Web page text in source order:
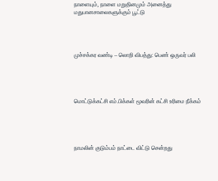
நாளையும், நாளை மறுதினமும் அனைத்து
மதுபானசாலைகளுக்கும் பூட்டு
முச்சக்கர வண்டி – லொறி விபத்து: பெண் ஒருவர் பலி
மொட்டுக்கட்சி எம்.பிக்கள் மூவரின் கட்சி உரிமை நீக்கம்
நாமலின் குடும்பம் நாட்டை விட்டு சென்றது